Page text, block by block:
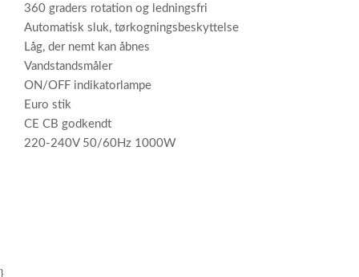
360 graders rotation og ledningsfri
Automatisk sluk, tørkogningsbeskyttelse
Låg, der nemt kan åbnes
Vandstandsmåler
ON/OFF indikatorlampe
Euro stik
CE CB godkendt
220-240V 50/60Hz 1000W